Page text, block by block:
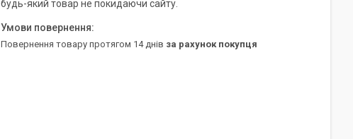
будь-який товар не покидаючи сайту.
повернення товару протягом 14 днів за рахунок покупця